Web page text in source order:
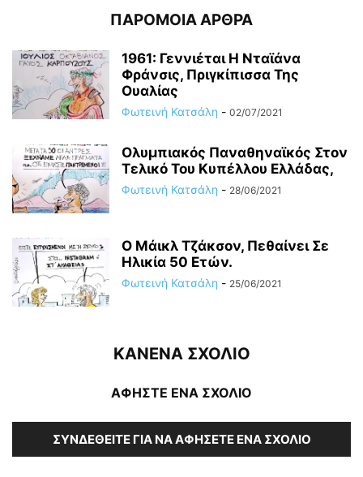
ΠΑΡΟΜΟΙΑ ΑΡΘΡΑ
1961: Γεννιέται H Νταϊάνα
Φράνσις, Πριγκίπισσα Της
Ουαλίας
Φωτεινή Κατσάλη - 02/07/2021
Ολυμπιακός Παναθηναϊκός Στον
Τελικό Του Κυπέλλου Ελλάδας,
Φωτεινή Κατσάλη - 28/06/2021
Ο Μάικλ Τζάκσον, Πεθαίνει Σε
Ηλικία 50 Ετών.
Φωτεινή Κατσάλη - 25/06/2021
ΚΑΝΕΝΑ ΣΧΟΛΙΟ
ΑΦΗΣΤΕ ΕΝΑ ΣΧΟΛΙΟ
ΣΥΝΔΕΘΕΊΤΕ ΓΙΑ ΝΑ ΑΦΉΣΕΤΕ ΈΝΑ ΣΧΌΛΙΟ